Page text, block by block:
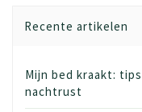
Recente artikelen
Mijn bed kraakt:
nachtrust